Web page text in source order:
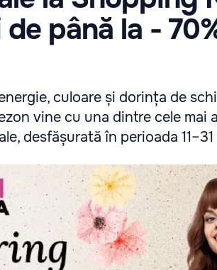
de până la -
culoare și dorința de
vine cu una dintre cele mai
desfășurată în perioada 11–31